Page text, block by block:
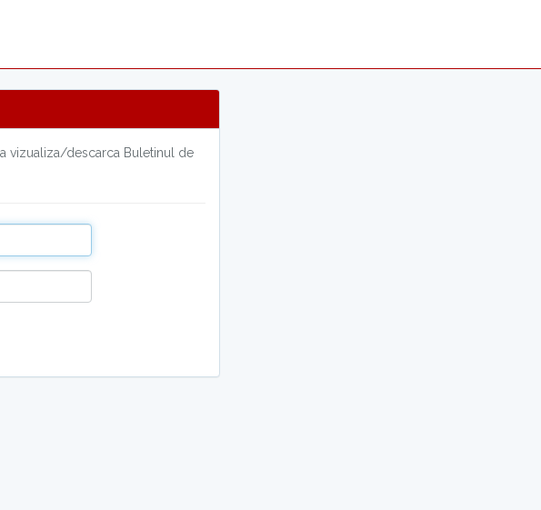
vizualiza/descarca Buletinul de